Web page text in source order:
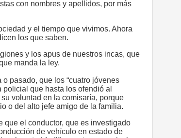
con nombres y apellidos, por más
y el tiempo que vivimos. Ahora
los que saben.
y los apus de nuestros incas, que
manda la ley.
pasado, que los “cuatro jóvenes
que hasta los ofendió al
voluntad en la comisaría, porque
o del alto jefe amigo de la familia.
que el conductor, que es investigado
de vehículo en estado de